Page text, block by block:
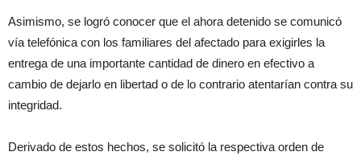
Asimismo, se logró conocer que el ahora detenido se comunicó
vía telefónica con los familiares del afectado para exigirles la
entrega de una importante cantidad de dinero en efectivo a
cambio de dejarlo en libertad o de lo contrario atentarían contra su
integridad.
Derivado de estos hechos, se solicitó la respectiva orden de